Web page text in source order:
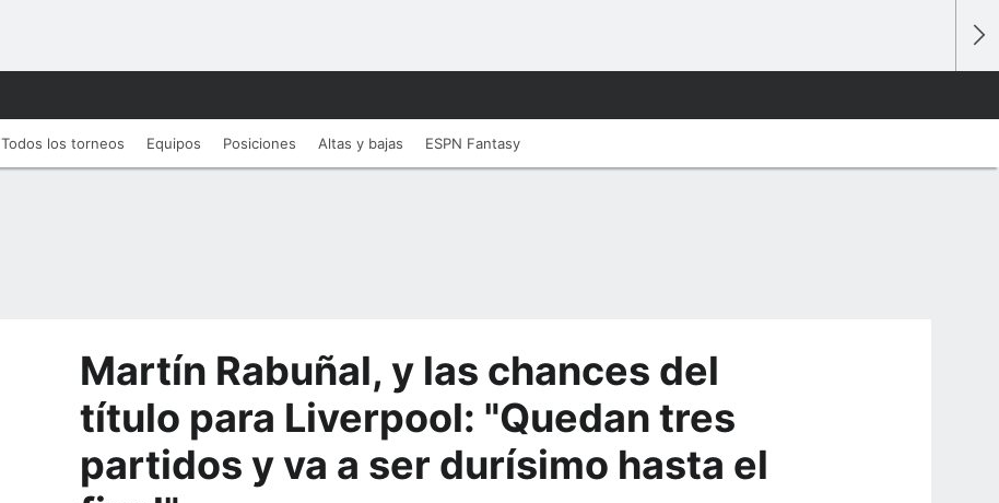
Todos los torneos Equipos Posiciones Altas y bajas ESPN Fantasy
Martín Rabuñal, y las chances del
título para Liverpool: "Quedan tres
partidos y va a ser durísimo hasta el